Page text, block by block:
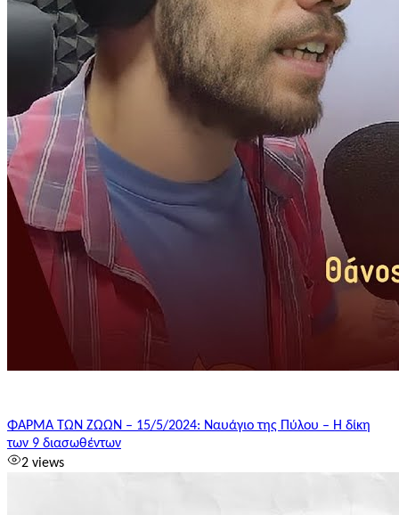
ΦΑΡΜΑ ΤΩΝ ΖΩΩΝ – 15/5/2024: Ναυάγιο της Πύλου – Η δίκη
των 9 διασωθέντων
2 views